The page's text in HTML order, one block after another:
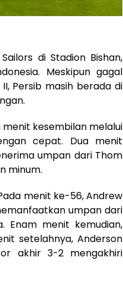
di Stadion Bishan,
Meskipun gagal
Persib masih berada di
menit kesembilan melalui
cepat. Dua menit
umpan dari Thom
minum.
menit ke-56, Andrew
umpan dari
Enam menit kemudian,
setelahnya, Anderson
akhir 3-2 mengakhiri